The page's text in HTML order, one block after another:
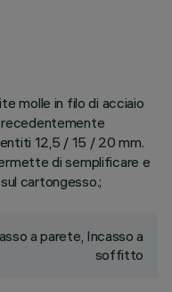
molle in filo di acciaio
12,5 / 15 / 20 mm.
di semplificare e
cartongesso.;
a parete, Incasso a
soffitto